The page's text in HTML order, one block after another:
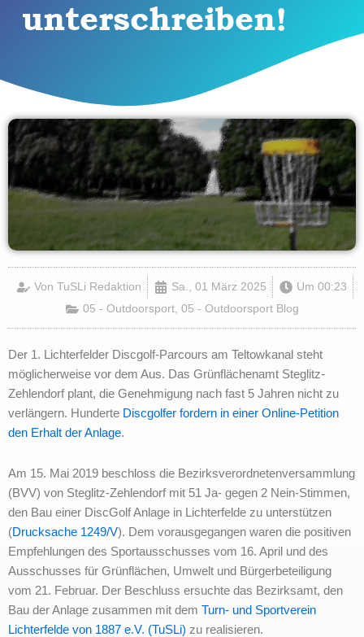
unterschreiben!
Von TuSLi Redaktion Sa., 01 März 2025 Um 00:23
05 - Outdoorsport, 05 - Outdoorsport Blog
Der 1. Lichterfelder Discgolf-Parcours am Teltowkanal steht
möglicherweise vor dem Aus. Das Grünflächenamt Steglitz-
Zehlendorf plant, die Genehmigung nach fast 5 Jahren nicht zu
verlängern. Hunderte Discgolfer fordern in einer Online-Petition
den Erhalt der Anlage.
Am 15. Mai 2019 beschloss die Bezirksverordnetenversammlung
(BVV) von Steglitz-Zehlendorf mit 51 Ja- gegen 2 Nein-Stimmen,
den Bau einer DiscGolf Anlage in Lichterfelde zu unterstützen
(Drucksache 1249/V). Dem vorausgegangen waren die positiven
Empfehlungen des Sportausschusses vom 16. April und des
Ausschusses für Grünflächen, Umwelt und Bürgerbeteiligung
vom 21. Februar. Der Beschluss ersuchte das Bezirksamt, den
Bau der Anlage zusammen mit dem Turn- und Sportverein
Lichterfelde von 1887 e.V. (TuSLi) zu realisieren.